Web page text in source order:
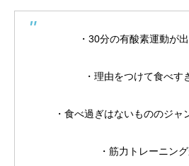
・30分の有酸素運動が
・理由をつけて食べす
・食べ過ぎはないもののジャ
・筋力トレーニン